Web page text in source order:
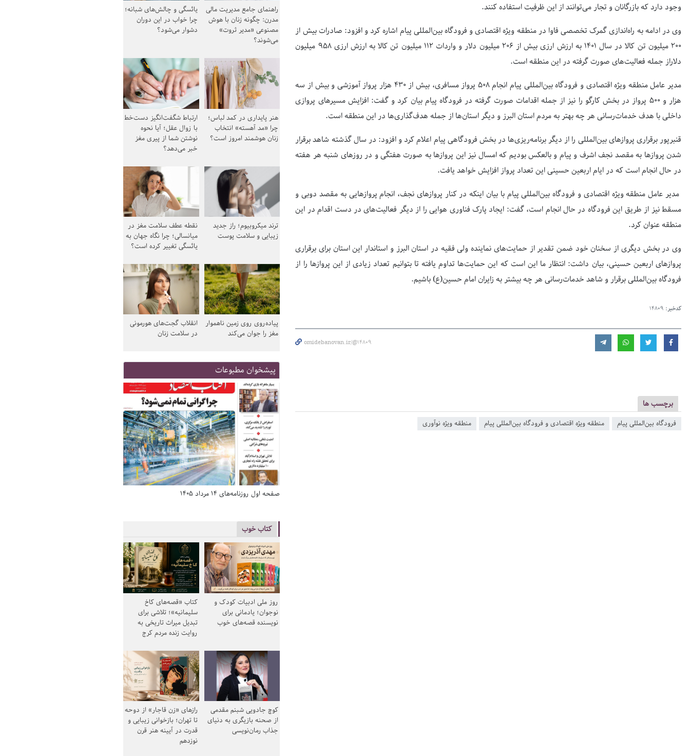
وجود دارد که بازرگانان و تجار می‌توانند از این ظرفیت استفاده کنند.
وی در ادامه به راه‌اندازی گمرک تخصصی فاوا در منطقه ویژه اقتصادی و فرودگاه بین‌المللی پیام اشاره کرد و افزود: صادرات بیش از
۲۰۰ میلیون تن کالا در سال ۱۴۰۱ به ارزش ارزی بیش از ۲۰۶ میلیون دلار و واردات ۱۱۲ میلیون تن کالا به ارزش ارزی ۹۵۸ میلیون
دلاراز جمله فعالیت‌های صورت گرفته در این منطقه است.
مدیر عامل منطقه ویژه اقتصادی و فرودگاه بین‌المللی پیام انجام ۵۰۸ پرواز مسافری، بیش از ۴۳۰ هزار پرواز آموزشی و بیش از سه
هزار و ۵۰۰ پرواز در بخش کارگو را نیز از جمله اقدامات صورت گرفته در فرودگاه پیام بیان کرد و گفت: افزایش مسیر‌های پروازی
داخلی با هدف خدمات‌رسانی هر چه بهتر به مردم استان البرز و دیگر استان‌ها از جمله هدف‌گذاری‌ها در این منطقه است.
قنبرپور برقراری پرواز‌های بین‌المللی را از دیگر برنامه‌ریزی‌ها در بخش فرودگاهی پیام اعلام کرد و افزود: در سال گذشته شاهد برقرار
شدن پرواز‌ها به مقصد نجف اشرف و پیام و بالعکس بودیم که امسال نیز این پرواز‌ها به صورت هفتگی و در روز‌های شنبه هر هفته
در حال انجام است که در ایام اربعین حسینی این تعداد پرواز افزایش خواهد یافت.
مدیر عامل منطقه ویژه اقتصادی و فرودگاه بین‌المللی پیام با بیان اینکه در کنار پرواز‌های نجف، انجام پرواز‌هایی به مقصد دوبی و
مسقط نیز از طریق این فرودگاه در حال انجام است، گفت: ایجاد پارک فناوری هوایی را از دیگر فعالیت‌های در دست اقدام در این
منطقه عنوان کرد.
وی در بخش دیگری از سخنان خود ضمن تقدیر از حمایت‌های نماینده ولی فقیه در استان البرز و استاندار این استان برای برقراری
پرواز‌های اربعین حسینی، بیان داشت: انتظار ما این است که این حمایت‌ها تداوم یافته تا بتوانیم تعداد زیادی از این پرواز‌ها را از
فرودگاه بین‌المللی برقرار و شاهد خدمات‌رسانی هر چه بیشتر به زایران امام حسین(ع) باشیم.
کدخبر: 14809
omidebanovan.ir/@14809
برچسب ها
فرودگاه بین‌المللی پیام منطقه ویژه اقتصادی و فرودگاه بین‌المللی پیام منطقه ویژه نوآوری
راهنمای جامع مدیریت مالی
مدرن: چگونه زنان با هوش
مصنوعی «مدیر ثروت»
می‌شوند؟
یائسگی و چالش‌های شبانه؛
چرا خواب در این دوران
دشوار می‌شود؟
هنر پایداری در کمد لباس؛
چرا «مد آهسته» انتخاب
زنان هوشمند امروز است؟
ارتباط شگفت‌انگیز دست‌خط
با زوال عقل؛ آیا نحوه
نوشتن شما از پیری مغز
خبر می‌دهد؟
ترند میکروبیوم؛ راز جدید
زیبایی و سلامت پوست
نقطه عطف سلامت مغز در
میانسالی؛ چرا نگاه جهان به
یائسگی تغییر کرده است؟
پیاده‌روی روی زمین ناهموار
مغز را جوان می‌کند
انقلاب گجت‌های هورمونی
در سلامت زنان
پیشخوان مطبوعات
صفحه اول روزنامه‌های 14 مرداد 1405
کتاب خوب
روز ملی ادبیات کودک و
نوجوان؛ یادمانی برای
نویسنده قصه‌های خوب
کتاب «قصه‌های کاخ
سلیمانیه»؛ تلاشی برای
تبدیل میراث تاریخی به
روایت زنده مردم کرج
کوچ جادویی شبنم مقدمی
از صحنه بازیگری به دنیای
جذاب رمان‌نویسی
رازهای «زن قاجار» از دوحه
تا تهران؛ بازخوانی زیبایی و
قدرت در آیینه هنر قرن
نوزدهم